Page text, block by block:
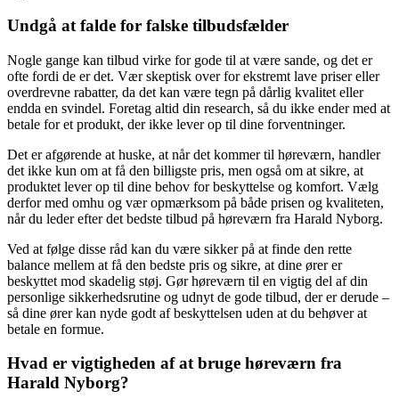
Undgå at falde for falske tilbudsfælder
Nogle gange kan tilbud virke for gode til at være sande, og det er
ofte fordi de er det. Vær skeptisk over for ekstremt lave priser eller
overdrevne rabatter, da det kan være tegn på dårlig kvalitet eller
endda en svindel. Foretag altid din research, så du ikke ender med at
betale for et produkt, der ikke lever op til dine forventninger.
Det er afgørende at huske, at når det kommer til høreværn, handler
det ikke kun om at få den billigste pris, men også om at sikre, at
produktet lever op til dine behov for beskyttelse og komfort. Vælg
derfor med omhu og vær opmærksom på både prisen og kvaliteten,
når du leder efter det bedste tilbud på høreværn fra Harald Nyborg.
Ved at følge disse råd kan du være sikker på at finde den rette
balance mellem at få den bedste pris og sikre, at dine ører er
beskyttet mod skadelig støj. Gør høreværn til en vigtig del af din
personlige sikkerhedsrutine og udnyt de gode tilbud, der er derude –
så dine ører kan nyde godt af beskyttelsen uden at du behøver at
betale en formue.
Hvad er vigtigheden af at bruge høreværn fra
Harald Nyborg?